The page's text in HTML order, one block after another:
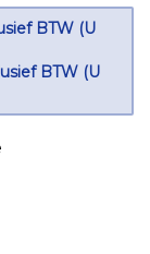
BTW (U
BTW (U